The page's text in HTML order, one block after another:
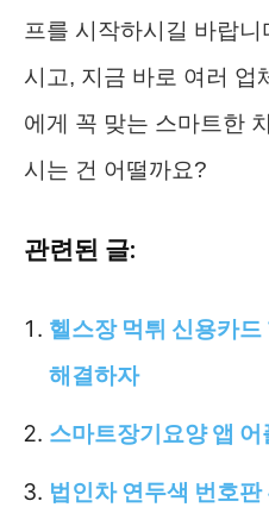
프를 시작하시길 바랍
시고, 지금 바로 여러 업
에게 꼭 맞는 스마트한
시는 건 어떨까요?
관련된 글:
헬스장 먹튀 신용카
해결하자
스마트장기요양 앱 어
법인차 연두색 번호